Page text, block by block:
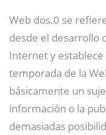
Web dos.0 se
desde el desarrollo
Internet y
temporada de la
básicamente un
información o la
demasiadas